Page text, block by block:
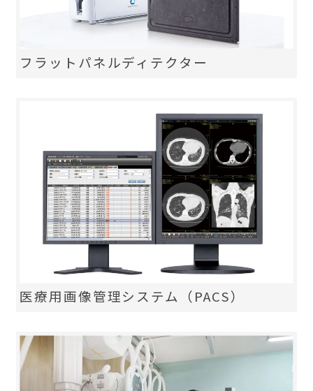
フラットパネルディテクター
医療用画像管理システム（PACS）